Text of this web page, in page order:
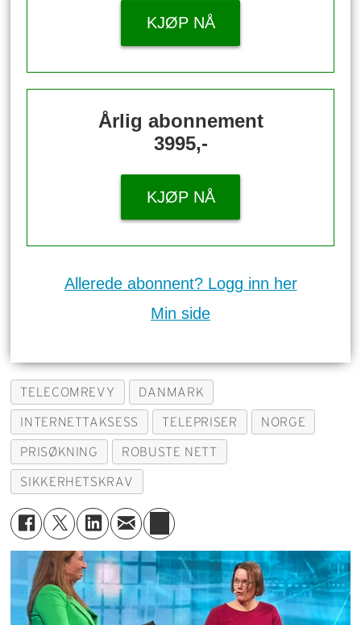
KJØP NÅ
Årlig abonnement
3995,-
KJØP NÅ
Allerede abonnent? Logg inn her
Min side
TELECOMREVY DANMARK
INTERNETTAKSESS TELEPRISER NORGE
PRISØKNING ROBUSTE NETT
SIKKERHETSKRAV